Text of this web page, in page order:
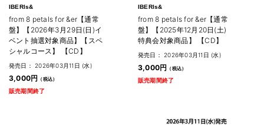
IBERIs&
from 8 petals for &er【通常
盤】【2026年3月29日(日)イ
ベント抽選対象商品】【スペ
シャルコース】 【CD】
発売日： 2026年03月11日 (水)
3,000円
販売期間終了
IBERIs&
from 8 petals for &er【通常
盤】【2025年12月20日(土)
特典会対象商品】 【CD】
発売日： 2026年03月11日 (水)
3,000円
販売期間終了